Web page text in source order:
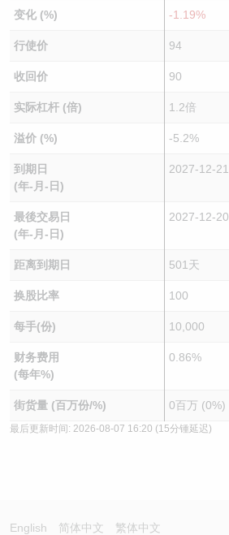
变化 (%) -1.19%
行使价 94
收回价 90
实际杠杆 (倍) 1.2倍
溢价 (%) -5.2%
到期日
(年-月-日)
2027-12-21
最後交易日
(年-月-日)
2027-12-20
距离到期日 501天
换股比率 100
每手(份) 10,000
财务费用
(每年%)
0.86%
街货量 (百万份/%) 0百万 (0%)
最后更新时间: 2026-08-07 16:20 (15分锺延迟)
English 简体中文 繁体中文